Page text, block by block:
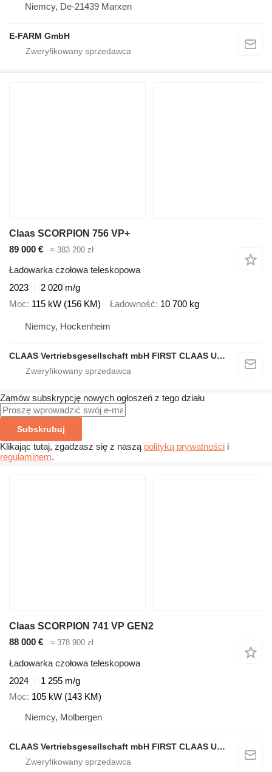
Niemcy, De-21439 Marxen
E-FARM GmbH
Claas SCORPION 756 VP+
89 000 €
≈ 383 200 zł
Ładowarka czołowa teleskopowa
2023
2 020 m/g
Moc 115 kW (156 KM) Ładowność 10 700 kg
Niemcy, Hockenheim
CLAAS Vertriebsgesellschaft mbH FIRST CLAAS USED Center
Zamów subskrypcję nowych ogłoszeń z tego działu
Subskrubuj
Klikając tutaj, zgadzasz się z naszą polityką prywatności i
regulaminem.
Claas SCORPION 741 VP GEN2
88 000 €
≈ 378 900 zł
Ładowarka czołowa teleskopowa
2024
1 255 m/g
Moc 105 kW (143 KM)
Niemcy, Molbergen
CLAAS Vertriebsgesellschaft mbH FIRST CLAAS USED Center